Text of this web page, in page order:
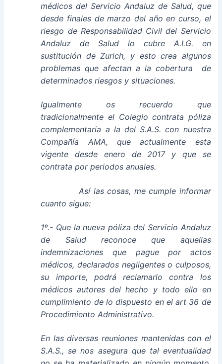
médicos del Servicio Andaluz de Salud, que
desde finales de marzo del año en curso, el
riesgo de Responsabilidad Civil del Servicio
Andaluz de Salud lo cubre A.I.G. en
sustitución de Zurich, y esto crea algunos
problemas que afectan a la cobertura de
determinados riesgos y situaciones.
Igualmente os recuerdo que
tradicionalmente el Colegio contrata póliza
complementaria a la del S.A.S. con nuestra
Compañía AMA, que actualmente esta
vigente desde enero de 2017 y que se
contrata por periodos anuales.
Así las cosas, me cumple informar
cuanto sigue:
1º.- Que la nueva póliza del Servicio Andaluz
de Salud reconoce que aquellas
indemnizaciones que pague por actos
médicos, declarados negligentes o culposos,
su importe, podrá reclamarlo contra los
médicos autores del hecho y todo ello en
cumplimiento de lo dispuesto en el art 36 de
Procedimiento Administrativo.
En las diversas reuniones mantenidas con el
S.A.S., se nos asegura que tal eventualidad